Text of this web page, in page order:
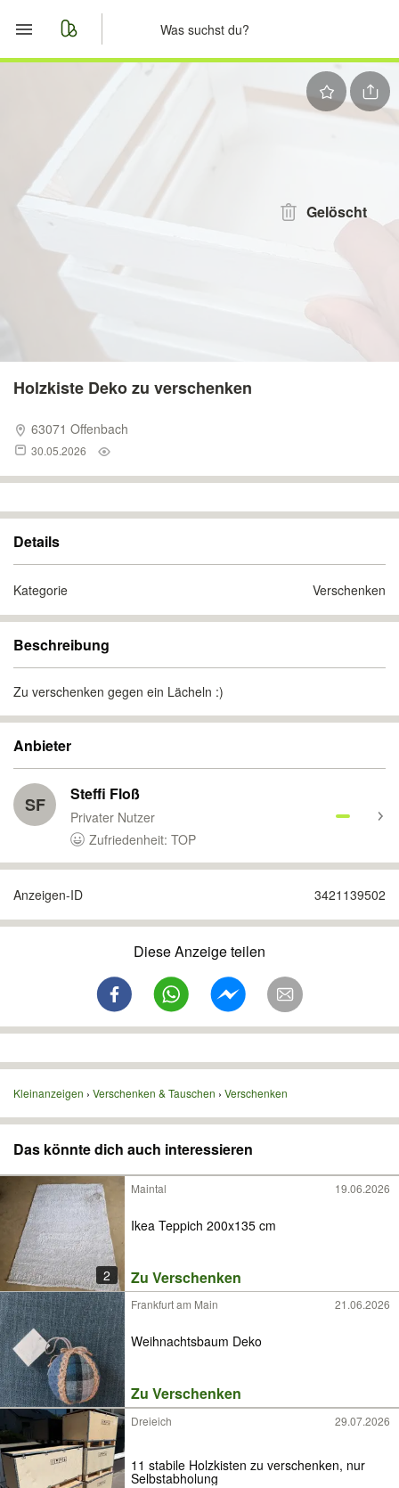
Merkliste
Nachrichten
Anzeige aufgeben
Gelöscht
Holzkiste Deko zu verschenken
63071 Offenbach
30.05.2026
Details
Kategorie Verschenken
Beschreibung
Zu verschenken gegen ein Lächeln :)
Anbieter
SF Steffi Floß
Privater Nutzer
Zufriedenheit: TOP
Anzeigen-ID 3421139502
Diese Anzeige teilen
Kleinanzeigen Verschenken & Tauschen Verschenken
Das könnte dich auch interessieren
2
Maintal 19.06.2026
Ikea Teppich 200x135 cm
Zu Verschenken
Frankfurt am Main 21.06.2026
Weihnachtsbaum Deko
Zu Verschenken
Dreieich 29.07.2026
11 stabile Holzkisten zu verschenken, nur
Selbstabholung